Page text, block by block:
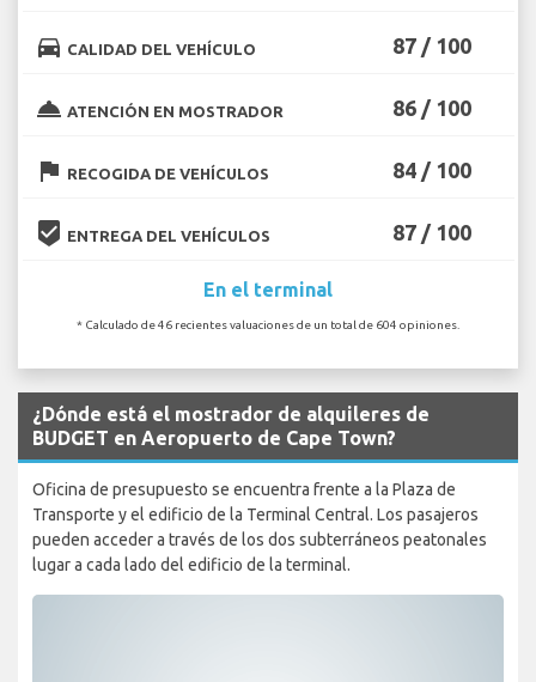
directions_car CALIDAD DEL VEHÍCULO 87 / 100
room_service ATENCIÓN EN MOSTRADOR 86 / 100
flag RECOGIDA DE VEHÍCULOS 84 / 100
beenhere ENTREGA DEL VEHÍCULOS 87 / 100
En el terminal
* Calculado de 46 recientes valuaciones de un total de 604 opiniones.
¿Dónde está el mostrador de alquileres de
BUDGET en Aeropuerto de Cape Town?
Oficina de presupuesto se encuentra frente a la Plaza de
Transporte y el edificio de la Terminal Central. Los pasajeros
pueden acceder a través de los dos subterráneos peatonales
lugar a cada lado del edificio de la terminal.